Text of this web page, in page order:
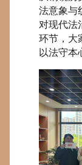
法意象与
对现代法
环节，大
以法守本